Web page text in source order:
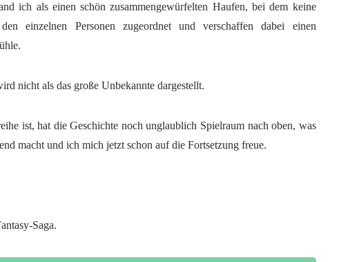
ich als einen schön zusammengewürfelten Haufen, bei dem keine
einzelnen Personen zugeordnet und verschaffen dabei einen
nicht als das große Unbekannte dargestellt.
ist, hat die Geschichte noch unglaublich Spielraum nach oben, was
macht und ich mich jetzt schon auf die Fortsetzung freue.
Saga.